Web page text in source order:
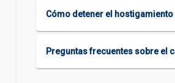
Cómo detener el
Preguntas frecuentes sobre el